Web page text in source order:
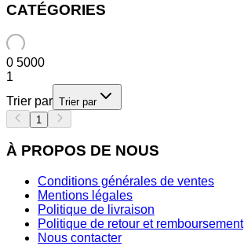
CATÉGORIES
0 5000
1
Trier par Trier par
1
À PROPOS DE NOUS
Conditions générales de ventes
Mentions légales
Politique de livraison
Politique de retour et remboursement
Nous contacter